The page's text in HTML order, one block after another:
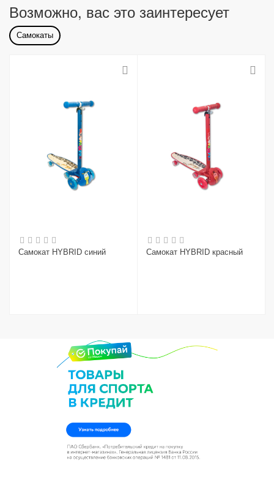
Возможно, вас это заинтересует
Самокаты
Самокат HYBRID синий Самокат HYBRID красный